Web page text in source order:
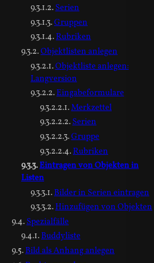
Serien
Gruppen
Rubriken
Objektlisten anlegen
Objektliste anlegen:
Langversion
Eingabeformulare
Merkzettel
Serien
Gruppe
Rubriken
Eintragen von Objekten in
Listen
Bilder in Serien eintragen
Hinzufügen von Objekten
Spezialfälle
Buddyliste
Bild als Anhang anlegen